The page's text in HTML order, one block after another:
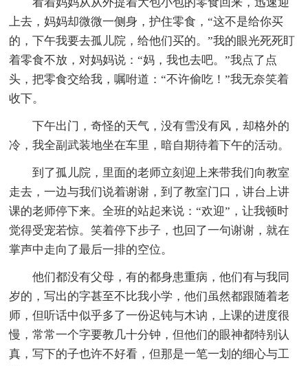
上去，妈妈却微微一侧身，护住零食，“这不是给你买
的，下午我要去孤儿院，给他们买的。”我的眼光死死盯
着零食不放，对妈妈说：“妈，我也去吧。”我点了点
头，把零食交给我，嘱咐道：“不许偷吃！”我无奈笑着
收下。
下午出门，奇怪的天气，没有雪没有风，却格外的
冷，我全副武装地坐在车里，暗自期待着下午的活动。
到了孤儿院，里面的老师立刻迎上来带我们向教室
走去，一边与我们说着谢谢，到了教室门口，讲台上讲
课的老师停下来。全班的站起来说：“欢迎”，让我顿时
觉得受宠若惊。笑着停下步子，也回了一句谢谢，就在
掌声中走向了最后一排的空位。
他们都没有父母，有的都身患重病，他们有与我同
岁的，写出的字甚至不比我小学，他们虽然都跟随着老
师，但听话中似乎多了一份迟钝与木讷，上课的进度很
慢，常常一个字要教几十分钟，但他们的眼神都特别认
真，写下的子也许不好看，但那是一笔一划的细心与工